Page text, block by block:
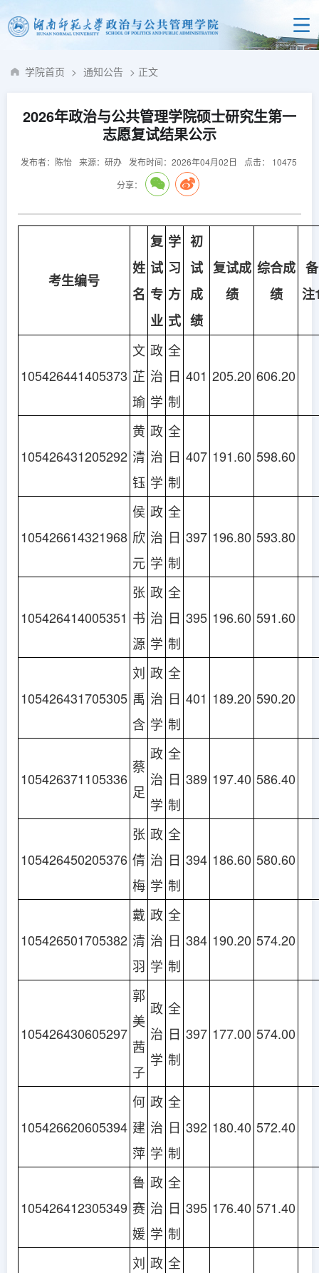
学院首页 > 通知公告 > 正文
2026年政治与公共管理学院硕士研究生第一
志愿复试结果公示
发布者：陈怡 来源：研办 发布时间：2026年04月02日 点击：
10475
分享：
考生编号
姓
名
复
试
专
业
学
习
方
式
初
试
成
绩
复试成
绩
综合成
绩
备
注
105426441405373
文
芷
瑜
政
治
学
全
日
制
401 205.20 606.20
105426431205292
黄
清
钰
政
治
学
全
日
制
407 191.60 598.60
105426614321968
侯
欣
元
政
治
学
全
日
制
397 196.80 593.80
105426414005351
张
书
源
政
治
学
全
日
制
395 196.60 591.60
105426431705305
刘
禹
含
政
治
学
全
日
制
401 189.20 590.20
105426371105336
蔡
足
政
治
学
全
日
制
389 197.40 586.40
105426450205376
张
倩
梅
政
治
学
全
日
制
394 186.60 580.60
105426501705382
戴
清
羽
政
治
学
全
日
制
384 190.20 574.20
105426430605297
郭
美
茜
子
政
治
学
全
日
制
397 177.00 574.00
105426620605394
何
建
萍
政
治
学
全
日
制
392 180.40 572.40
105426412305349
鲁
赛
媛
政
治
学
全
日
制
395 176.40 571.40
刘 政 全